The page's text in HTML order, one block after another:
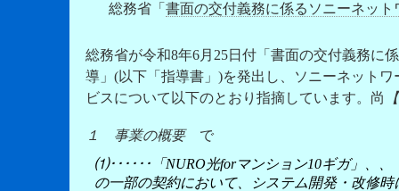
総務省「 書面の交付義務に係るソニーネッ
総務省が令和8年6月25日付「書面の交付義務に
導」(以下「指導書」)を発出し、ソニーネット
ビスについて以下のとおり指摘しています。尚
１ 事業の概要で
⑴･･････「NURO光forマンション10ギガ」、
の一部の契約において、システム開発・改修